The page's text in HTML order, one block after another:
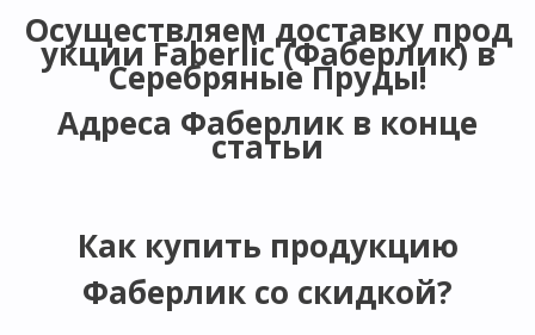
Осуществляем доставку прод
укции Faberlic (Фаберлик) в
Серебряные Пруды!
Адреса Фаберлик в конце
статьи
Как купить продукцию
Фаберлик со скидкой?